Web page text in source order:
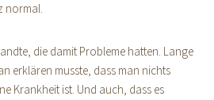
normal.
die damit Probleme hatten. Lange
erklären musste, dass man nichts
Krankheit ist. Und auch, dass es